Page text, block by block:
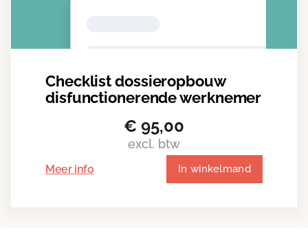
Checklist dossieropbouw
disfunctionerende werknemer
€ 95,00
excl. btw
Meer info In winkelmand